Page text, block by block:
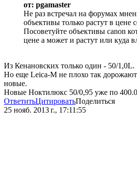
от: pgamaster
Не раз встречал на форумах
объективы только растут в цене
Посоветуйте объективы canon
цене а может и растут или куда
Из Кенановских только один - 50/1,0L.
Но еще Leica-M не плохо так
новые.
Новые Ноктилюкс 50/0,95 уже по
ОтветитьЦитироватьПоделиться
25 нояб. 2013 г., 17:11:55